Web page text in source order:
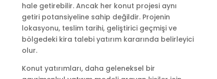
hale getirebilir. Ancak her konut projesi aynı
getiri potansiyeline sahip değildir. Projenin
lokasyonu, teslim tarihi, geliştirici geçmişi ve
bölgedeki kira talebi yatırım kararında belirleyici
olur.
Konut yatırımları, daha geleneksel bir